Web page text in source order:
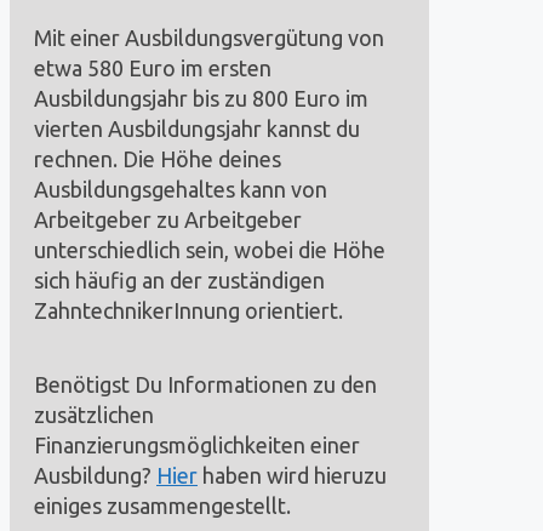
Mit einer Ausbildungsvergütung von
etwa 580 Euro im ersten
Ausbildungsjahr bis zu 800 Euro im
vierten Ausbildungsjahr kannst du
rechnen. Die Höhe deines
Ausbildungsgehaltes kann von
Arbeitgeber zu Arbeitgeber
unterschiedlich sein, wobei die Höhe
sich häufig an der zuständigen
ZahntechnikerInnung orientiert.
Benötigst Du Informationen zu den
zusätzlichen
Finanzierungsmöglichkeiten einer
Ausbildung? Hier haben wird hieruzu
einiges zusammengestellt.